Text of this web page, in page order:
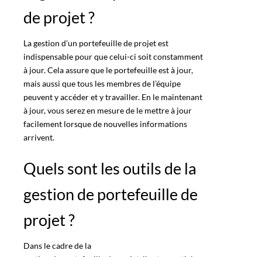
de projet ?
Lagestion d’un portefeuille de projetest
indispensable pour que celui-ci soit constamment
à jour. Cela assure que le portefeuille est à jour,
mais aussi que tous les membres de l’équipe
peuvent y accéder et y travailler. En le maintenant
à jour, vous serez en mesure de le mettre à jour
facilement lorsque de nouvelles informations
arrivent.
Quels sont les outils de la
gestion de portefeuille de
projet ?
Dans le cadre de la